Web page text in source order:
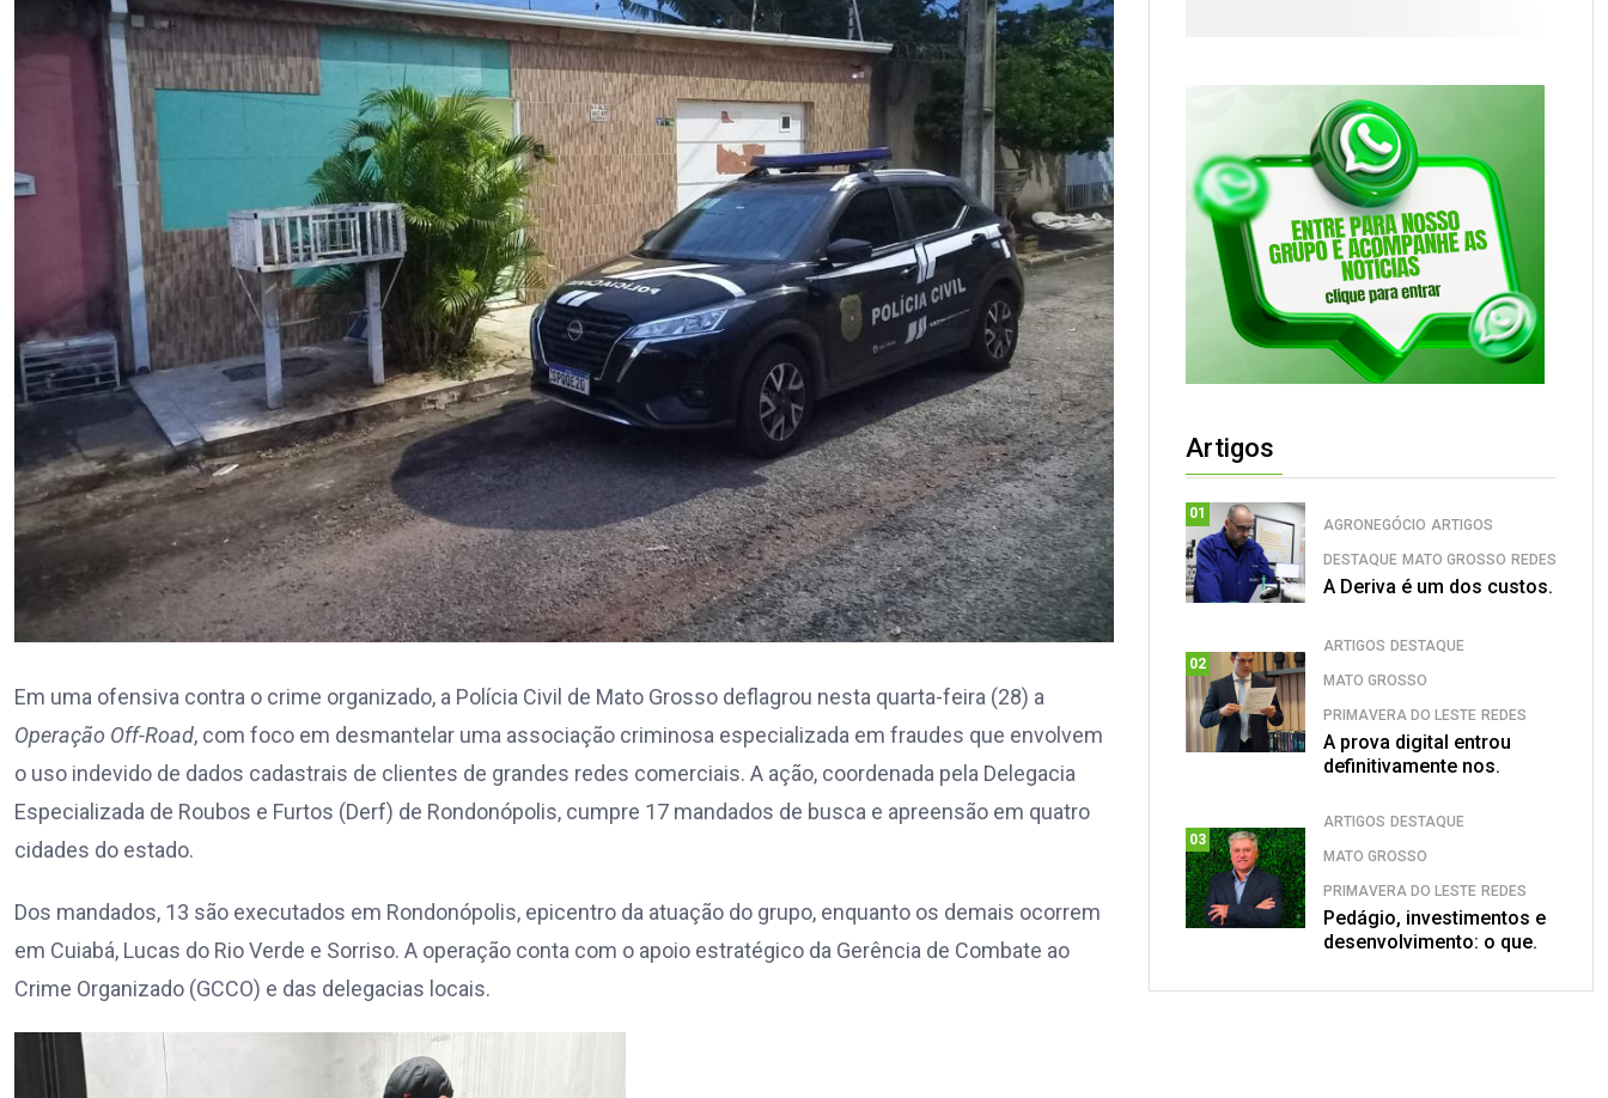
Em uma ofensiva contra o crime organizado, a Polícia Civil de Mato Grosso deflagrou nesta quarta-feira (28) a
Operação Off-Road, com foco em desmantelar uma associação criminosa especializada em fraudes que envolvem
o uso indevido de dados cadastrais de clientes de grandes redes comerciais. A ação, coordenada pela Delegacia
Especializada de Roubos e Furtos (Derf) de Rondonópolis, cumpre 17 mandados de busca e apreensão em quatro
cidades do estado.
Dos mandados, 13 são executados em Rondonópolis, epicentro da atuação do grupo, enquanto os demais ocorrem
em Cuiabá, Lucas do Rio Verde e Sorriso. A operação conta com o apoio estratégico da Gerência de Combate ao
Crime Organizado (GCCO) e das delegacias locais.
Artigos
01
AGRONEGÓCIO ARTIGOS
DESTAQUE MATO GROSSO REDES
A Deriva é um dos custos.
02
ARTIGOS DESTAQUE
MATO GROSSO
PRIMAVERA DO LESTE REDES
A prova digital entrou
definitivamente nos.
03
ARTIGOS DESTAQUE
MATO GROSSO
PRIMAVERA DO LESTE REDES
Pedágio, investimentos e
desenvolvimento: o que.